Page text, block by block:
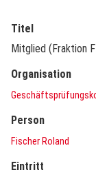
Titel
Mitglied (Fraktion
Organisation
Person
Fischer Roland
Eintritt